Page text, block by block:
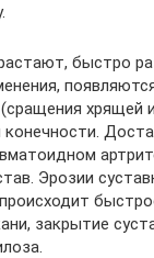
быстро
хрящей
Эрозии
закрытие